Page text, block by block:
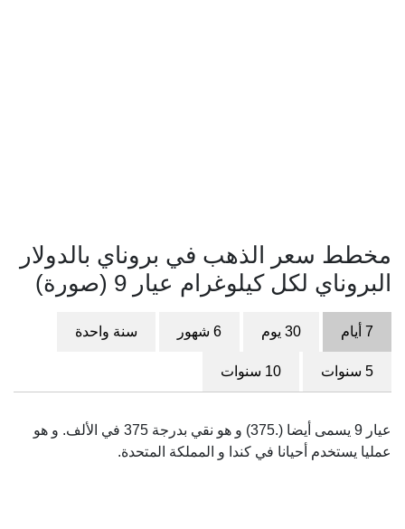
مخطط سعر الذهب في بروناي بالدولار
البروناي لكل كيلوغرام عيار 9 (صورة)
7 أيام 30 يوم 6 شهور سنة واحدة
5 سنوات 10 سنوات
عيار 9 يسمى أيضا (.375) و هو نقي بدرجة 375 في الألف. و هو
عمليا يستخدم أحيانا في كندا و المملكة المتحدة.